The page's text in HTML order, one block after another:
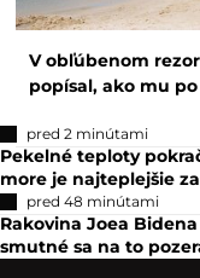
V obľúbenom
popísal, ako mu
pred 2 minútami
Pekelné teploty
more je najteplejšie
pred 48 minútami
Rakovina Joea
smutné sa na to